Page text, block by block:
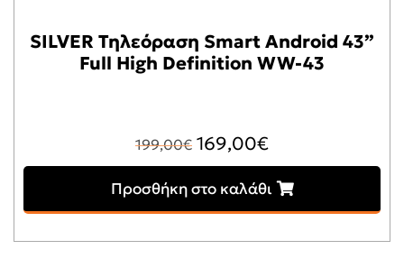
SILVER Τηλεόραση Smart Android 43”
Full High Definition WW-43
199,00€ Original
price
was:
169,00€Η
τρέχουσα
τιμή
Προσθήκη στο καλάθι